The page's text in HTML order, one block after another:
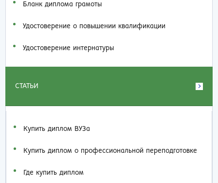
Бланк диплома грамоты
Удостоверение о повышении квалификации
Удостоверение интернатуры
СТАТЬИ
Купить диплом ВУЗа
Купить диплом о профессиональной переподготовке
Где купить диплом